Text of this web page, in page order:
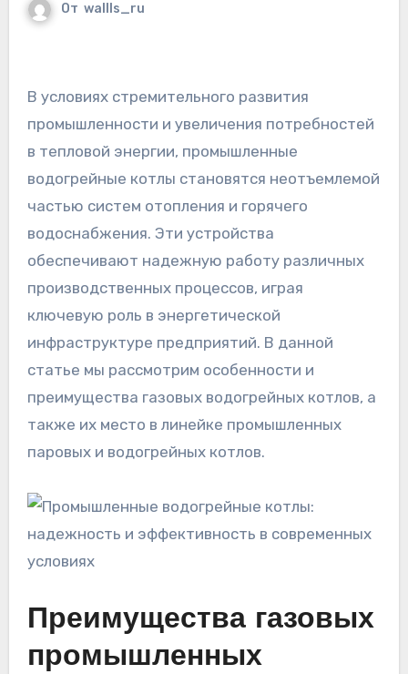
От wallls_ru
В условиях стремительного развития
промышленности и увеличения потребностей
в тепловой энергии, промышленные
водогрейные котлы становятся неотъемлемой
частью систем отопления и горячего
водоснабжения. Эти устройства
обеспечивают надежную работу различных
производственных процессов, играя
ключевую роль в энергетической
инфраструктуре предприятий. В данной
статье мы рассмотрим особенности и
преимущества газовых водогрейных котлов, а
также их место в линейке промышленных
паровых и водогрейных котлов.
Преимущества газовых
промышленных